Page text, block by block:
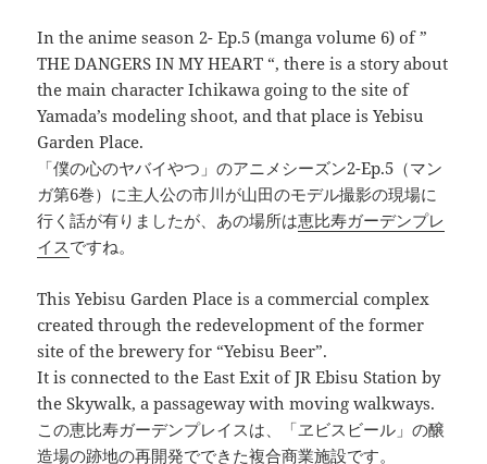
In the anime season 2- Ep.5 (manga volume 6) of ”
THE DANGERS IN MY HEART “, there is a story about
the main character Ichikawa going to the site of
Yamada’s modeling shoot, and that place is Yebisu
Garden Place.
「僕の心のヤバイやつ」のアニメシーズン2-Ep.5（マン
ガ第6巻）に主人公の市川が山田のモデル撮影の現場に
行く話が有りましたが、あの場所は恵比寿ガーデンプレ
イスですね。
This Yebisu Garden Place is a commercial complex
created through the redevelopment of the former
site of the brewery for “Yebisu Beer”.
It is connected to the East Exit of JR Ebisu Station by
the Skywalk, a passageway with moving walkways.
この恵比寿ガーデンプレイスは、「ヱビスビール」の醸
造場の跡地の再開発でできた複合商業施設です。